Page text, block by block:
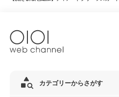
カテゴリーからさがす